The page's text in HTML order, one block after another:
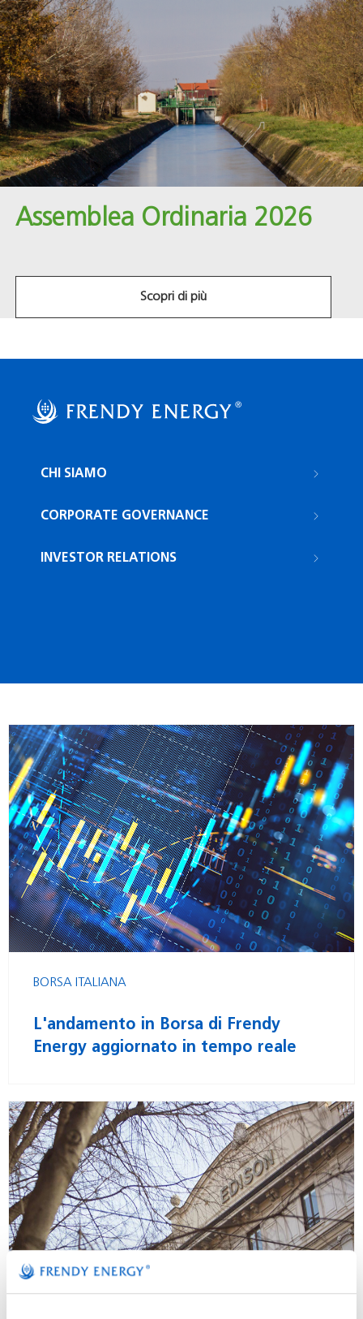
Salta
al
contenuto
principale
Assemblea Ordinaria 2026
Scopri di più
Navigazione
CHI SIAMO
CORPORATE GOVERNANCE
INVESTOR RELATIONS
BORSA ITALIANA
L'andamento in Borsa di Frendy
Energy aggiornato in tempo reale